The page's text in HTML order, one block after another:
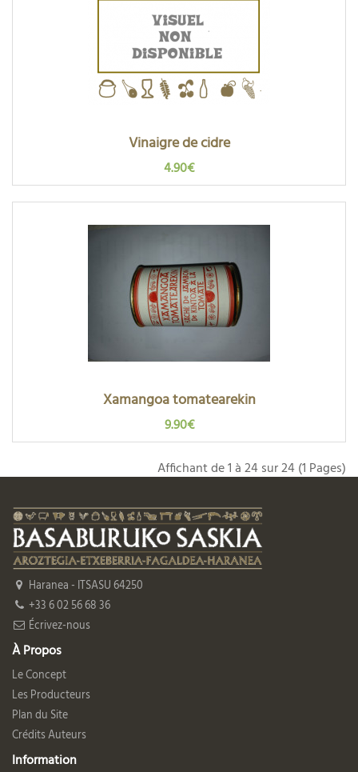
Vinaigre de cidre
4.90€
Xamangoa tomatearekin
9.90€
Affichant de 1 à 24 sur 24 (1 Pages)
Haranea - ITSASU 64250
+33 6 02 56 68 36
Écrivez-nous
À Propos
Le Concept
Les Producteurs
Plan du Site
Crédits Auteurs
Information